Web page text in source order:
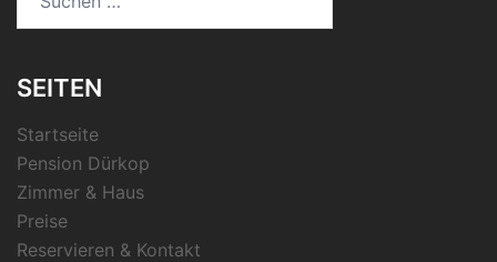
SEITEN
Startseite
Pension Dürkop
Zimmer & Haus
Preise
Reservieren & Kontakt